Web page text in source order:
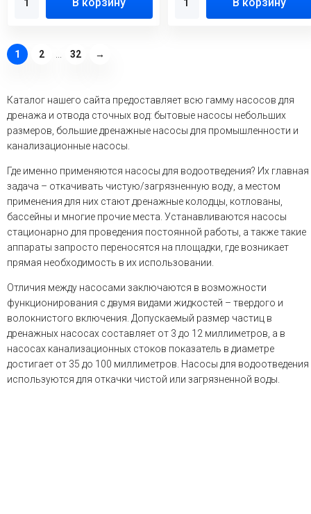
В корзину В корзину
1 2 ... 32 →
Каталог нашего сайта предоставляет всю гамму насосов для
дренажа и отвода сточных вод: бытовые насосы небольших
размеров, большие дренажные насосы для промышленности и
канализационные насосы.
Где именно применяются насосы для водоотведения? Их главная
задача – откачивать чистую/загрязненную воду, а местом
применения для них стают дренажные колодцы, котлованы,
бассейны и многие прочие места. Устанавливаются насосы
стационарно для проведения постоянной работы, а также такие
аппараты запросто переносятся на площадки, где возникает
прямая необходимость в их использовании.
Отличия между насосами заключаются в возможности
функционирования с двумя видами жидкостей – твердого и
волокнистого включения. Допускаемый размер частиц в
дренажных насосах составляет от 3 до 12 миллиметров, а в
насосах канализационных стоков показатель в диаметре
достигает от 35 до 100 миллиметров. Насосы для водоотведения
используются для откачки чистой или загрязненной воды.